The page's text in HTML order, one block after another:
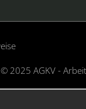
© 2025 AGKV -